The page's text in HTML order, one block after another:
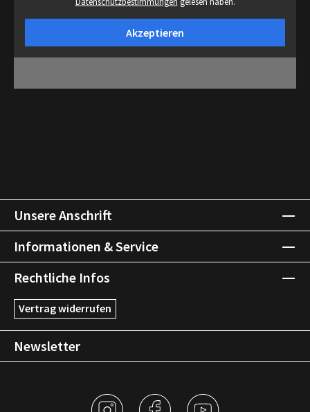
Akzeptieren
Unsere Anschrift
Informationen & Service
Rechtliche Infos
Vertrag widerrufen
Newsletter